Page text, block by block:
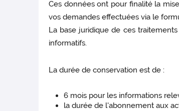
Ces données ont pour finalité la
vos demandes effectuées via le
La base juridique de ces
informatifs.
La durée de conservation est de :
6 mois pour les informations
la durée de l'abonnement aux